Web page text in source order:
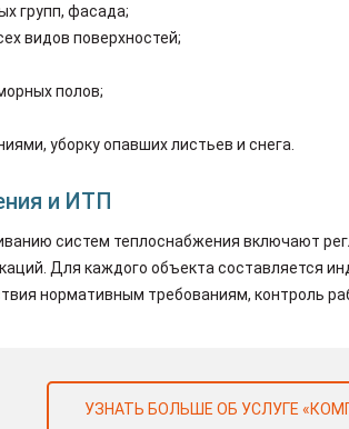
групп, фасада;
видов поверхностей;
полов;
уборку опавших листьев и снега.
и ИТП
систем теплоснабжения включают
Для каждого объекта составляется
нормативным требованиям, контроль
УЗНАТЬ БОЛЬШЕ ОБ УСЛУГЕ